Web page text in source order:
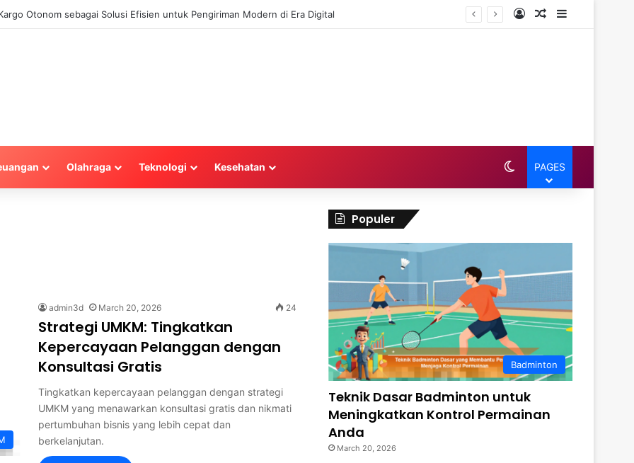
Otonom sebagai Solusi Efisien untuk Pengiriman Modern di Era Digital Log InRandom Article
Sidebar
Olahraga Teknologi Kesehatan Switch skin
PAGES
admin3d March 20, 2026 24
Strategi UMKM: Tingkatkan
Kepercayaan Pelanggan dengan
Konsultasi Gratis
Tingkatkan kepercayaan pelanggan dengan strategi
UMKM yang menawarkan konsultasi gratis dan nikmati
pertumbuhan bisnis yang lebih cepat dan
berkelanjutan.
Populer
Badminton
Teknik Dasar Badminton untuk
Meningkatkan Kontrol Permainan
Anda
March 20, 2026